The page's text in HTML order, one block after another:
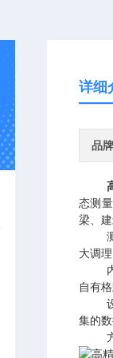
详细
品牌
态测
梁、
大调
自有
集的